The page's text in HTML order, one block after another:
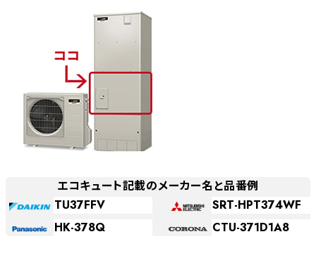
エコキュート記載のメーカー名と品番例
TU37FFV
SRT-HPT374WF
HK-378Q
CTU-371D1A8